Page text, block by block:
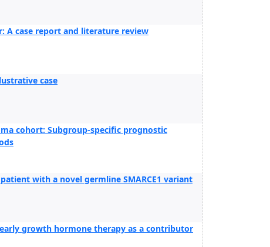
case report and literature review
case
cohort: Subgroup-specific prognostic
with a novel germline SMARCE1 variant
growth hormone therapy as a contributor